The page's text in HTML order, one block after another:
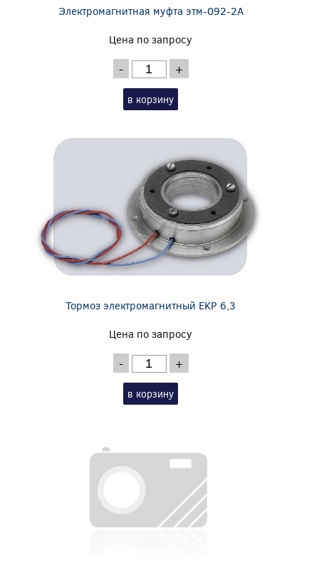
Электромагнитная муфта этм-092-2А
Цена по запросу
- +
в корзину
Тормоз электромагнитный EKP 6,3
Цена по запросу
- +
в корзину